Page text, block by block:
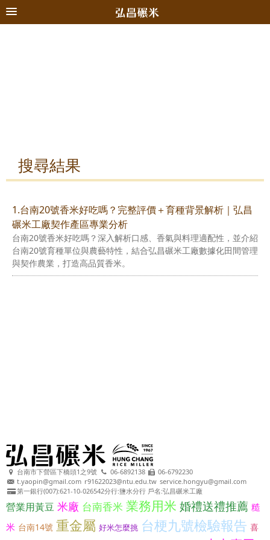
搜尋結果
1.台南20號香米好吃嗎？完整評價＋育種背景解析｜弘昌
碾米工廠契作產區專業分析
台南20號香米好吃嗎？深入解析口感、香氣與料理適配性，並介紹
台南20號育種單位與農藝特性，結合弘昌碾米工廠數據化田間管理
與契作農業，打造高品質香米。
台南市下營區下橋頭1之9號 06-6892138
06-6792230
t.yaopin@gmail.com r91622023@ntu.edu.tw service.hongyu@gmail.com
第一銀行(007):621-10-026542分行:鹽水分行 戶名:弘昌碾米工廠
營業用黃豆 米廠 台南香米 業務用米 婚禮送禮推薦 糙
米 台南14號 重金屬 好米怎麼挑 台梗九號檢驗報告 喜